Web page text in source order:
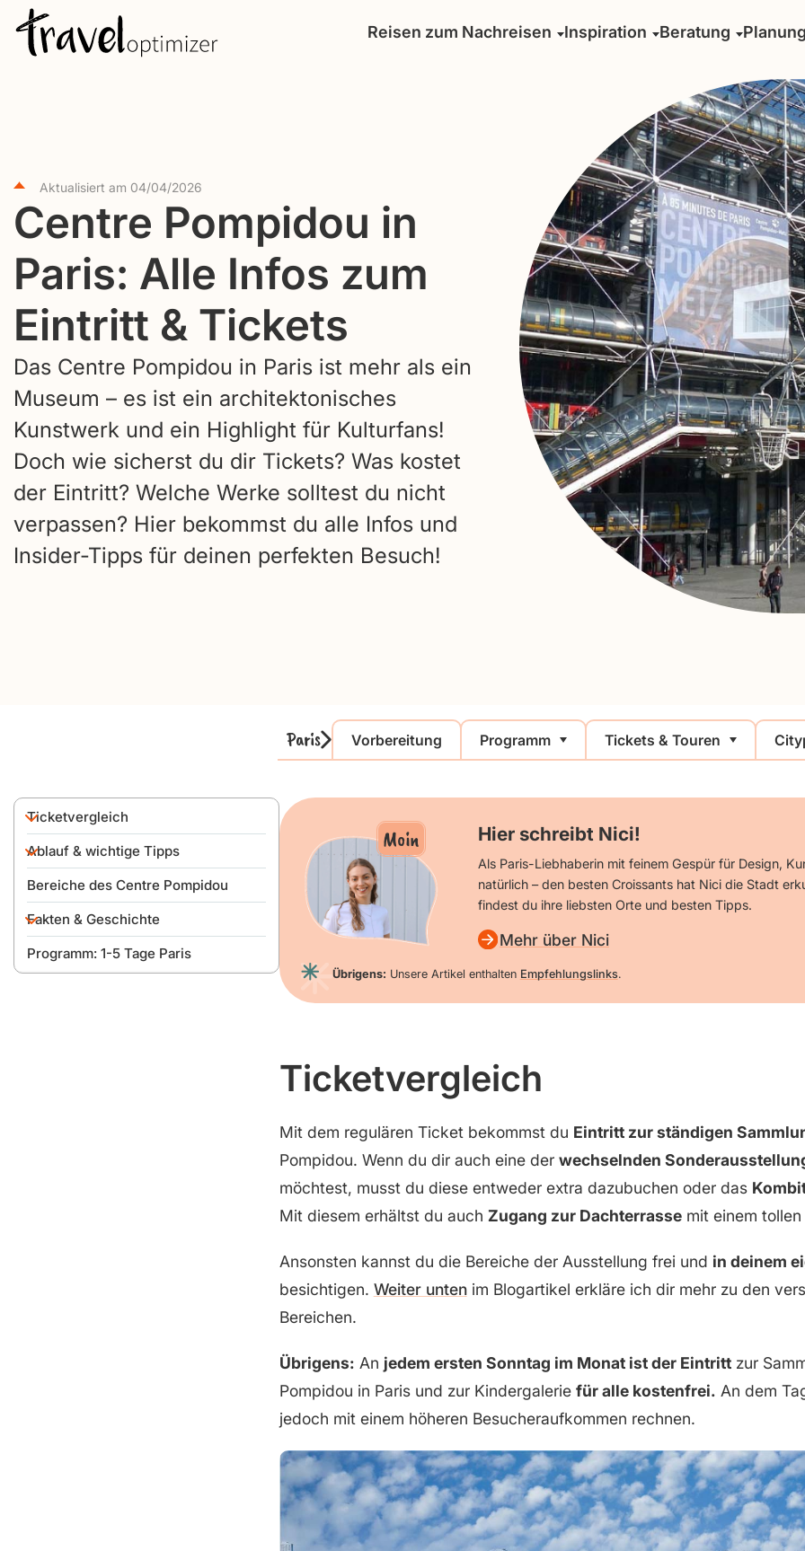
Reisen zum Nachreisen Inspiration Beratung Planung
Aktualisiert am 04/04/2026
Centre Pompidou in
Paris: Alle Infos zum
Eintritt & Tickets
Das Centre Pompidou in Paris ist mehr als ein
Museum – es ist ein architektonisches
Kunstwerk und ein Highlight für Kulturfans!
Doch wie sicherst du dir Tickets? Was kostet
der Eintritt? Welche Werke solltest du nicht
verpassen? Hier bekommst du alle Infos und
Insider-Tipps für deinen perfekten Besuch!
Paris Vorbereitung Programm Tickets & Touren
Ticketvergleich
Meine Empfehlung
Ablauf & wichtige Tipps
Öffnungszeiten & optimale
Besuchszeit
Eingang & Ablauf des Besuchs
Bereiche des Centre Pompidou
Fakten & Geschichte
Fakten
Programm: 1-5 Tage Paris
Moin Hier schreibt Nici!
Als Paris-Liebhaberin mit feinem Gespür für Design,
natürlich – den besten Croissants hat Nici die Stadt
findest du ihre liebsten Orte und besten Tipps.
Mehr über Nici
Übrigens: Unsere Artikel enthalten Empfehlungslinks.
Ticketvergleich
Mit dem regulären Ticket bekommst du Eintritt zur ständigen
Pompidou. Wenn du dir auch eine der wechselnden
möchtest, musst du diese entweder extra dazubuchen oder das
Mit diesem erhältst du auch Zugang zur Dachterrassemit einem tollen
Ansonsten kannst du die Bereiche der Ausstellung frei und in deinem
besichtigen. Weiter untenim Blogartikel erkläre ich dir mehr zu den
Bereichen.
Übrigens: An jedem ersten Sonntag im Monat ist der Eintrittzur
Pompidou in Paris und zur Kindergalerie für alle kostenfrei. An dem
jedoch mit einem höheren Besucheraufkommen rechnen.